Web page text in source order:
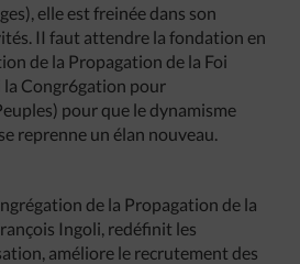
elle est freinée dans son
II faut attendre la fondation en
de la Propagation de la Foi
la Congr6gation pour
pour que le dynamisme
reprenne un élan nouveau.
de la Propagation de la
Ingoli, redéfinit les
améliore le recrutement des